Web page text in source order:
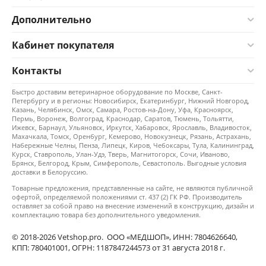
Дополнительно
Кабинет покупателя
Контакты
Быстро доставим ветеринарное оборудование по Москве, Санкт-
Петербургу и в регионы: Новосибирск, Екатеринбург, Нижний Новгород,
Казань, Челябинск, Омск, Самара, Ростов-на-Дону, Уфа, Красноярск,
Пермь, Воронеж, Волгоград, Краснодар, Саратов, Тюмень, Тольятти,
Ижевск, Барнаул, Ульяновск, Иркутск, Хабаровск, Ярославль, Владивосток,
Махачкала, Томск, Оренбург, Кемерово, Новокузнецк, Рязань, Астрахань,
Набережные Челны, Пенза, Липецк, Киров, Чебоксары, Тула, Калининград,
Курск, Ставрополь, Улан-Удэ, Тверь, Магнитогорск, Сочи, Иваново,
Брянск, Белгород, Крым, Симферополь, Севастополь. Выгодные условия
доставки в Белоруссию.
Товарные предложения, представленные на сайте, не являются публичной
офертой, определяемой положениями ст. 437 (2) ГК РФ. Производитель
оставляет за собой право на внесение изменений в конструкцию, дизайн и
комплектацию товара без дополнительного уведомления.
© 2018-2026 Vetshop.pro. ООО «МЕДШОП», ИНН: 7804626640,
КПП: 780401001, ОГРН: 1187847244573 от 31 августа 2018 г.